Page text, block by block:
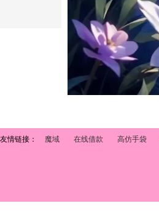
友情链接： 魔域 在线借款 高仿手袋